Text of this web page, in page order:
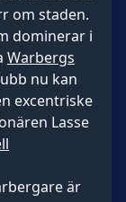
om staden.
dominerar i
Warbergs
nu kan
excentriske
Lasse
är